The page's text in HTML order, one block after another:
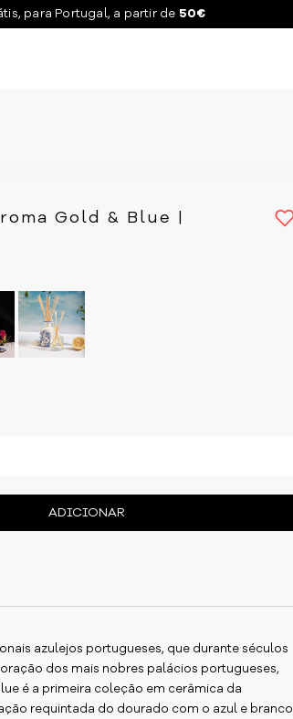
para Portugal, a partir de 50€
Gold & Blue |
ADICIONAR
azulejos portugueses, que durante séculos
dos mais nobres palácios portugueses,
é a primeira coleção em cerâmica da
requintada do dourado com o azul e branco